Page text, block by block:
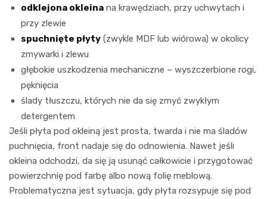
odklejona okleina na krawędziach, przy uchwytach i
przy zlewie
spuchnięte płyty (zwykle MDF lub wiórowa) w okolicy
zmywarki i zlewu
głębokie uszkodzenia mechaniczne – wyszczerbione rogi,
pęknięcia
ślady tłuszczu, których nie da się zmyć zwykłym
detergentem
Jeśli płyta pod okleiną jest prosta, twarda i nie ma śladów
puchnięcia, front nadaje się do odnowienia. Nawet jeśli
okleina odchodzi, da się ją usunąć całkowicie i przygotować
powierzchnię pod farbę albo nową folię meblową.
Problematyczna jest sytuacja, gdy płyta rozsypuje się pod